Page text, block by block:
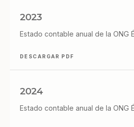
2023
Estado contable anual de la ONG
DESCARGAR PDF
2024
Estado contable anual de la ONG